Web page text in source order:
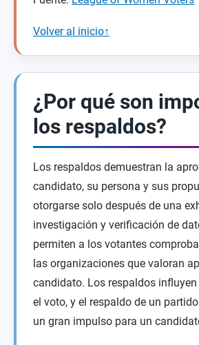
Volver al inicio↑
¿Por qué son
los respaldos?
Los respaldos demuestran la
candidato, su persona y sus
otorgarse solo después de una
investigación y verificación de
permiten a los votantes
las organizaciones que valoran
candidato. Los respaldos
el voto, y el respaldo de un
un gran impulso para un